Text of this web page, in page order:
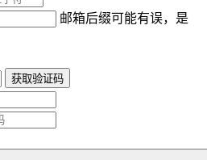
邮箱后缀可能有误，是
获取验证码